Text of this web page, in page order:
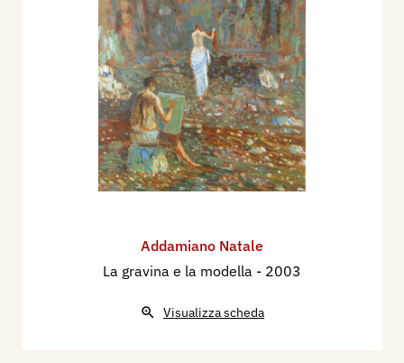
Addamiano Natale
La gravina e la modella - 2003
Visualizza scheda